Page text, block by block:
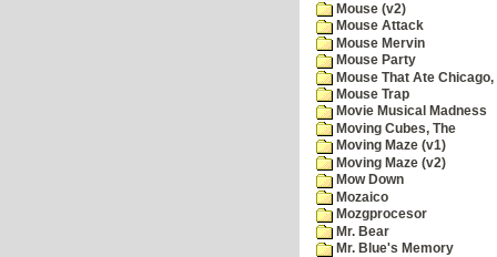
Mouse (v2)
Mouse Attack
Mouse Mervin
Mouse Party
Mouse That Ate Chicago,
Mouse Trap
Movie Musical Madness
Moving Cubes, The
Moving Maze (v1)
Moving Maze (v2)
Mow Down
Mozaico
Mozgprocesor
Mr. Bear
Mr. Blue's Memory